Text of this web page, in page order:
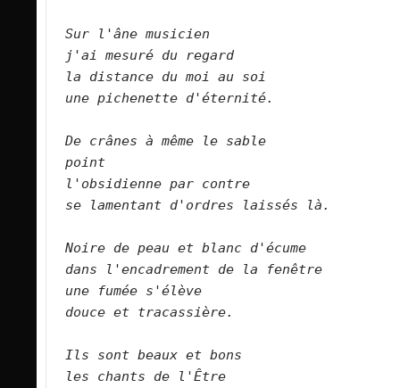
Sur l'âne musicien
j'ai mesuré du regard
la distance du moi au soi
une pichenette d'éternité.
De crânes à même le sable
point
l'obsidienne par contre
se lamentant d'ordres laissés là.
Noire de peau et blanc d'écume
dans l'encadrement de la fenêtre
une fumée s'élève
douce et tracassière.
Ils sont beaux et bons
les chants de l'Être